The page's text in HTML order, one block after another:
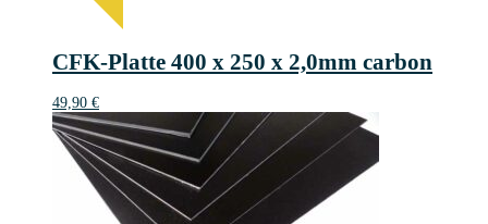
CFK-Platte 400 x 250 x 2,0mm carbon
49,90 €